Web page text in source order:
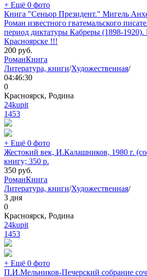
+ Ещё 0 фото
Книга "Сеньор Президент." Мигель
Роман известного гватемальского
период диктатуры Кабреры (1898-1920).
Красноярске !!!
200 руб.
РоманКнига
Литература, книги/Художественная/
04:46:30
0
Красноярск, Родина
24kupit
1453
+ Ещё 0 фото
Жестокий век, И.Калашников, 1980 г.
книгу; 350 р.
350 руб.
РоманКнига
Литература, книги/Художественная/
3 дня
0
Красноярск, Родина
24kupit
1453
+ Ещё 0 фото
П.И.Мельников-Печерский собрание